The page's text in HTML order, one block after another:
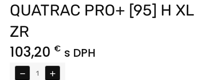
QUATRAC PRO+ [95] H XL
ZR
103,20 € s DPH
− +